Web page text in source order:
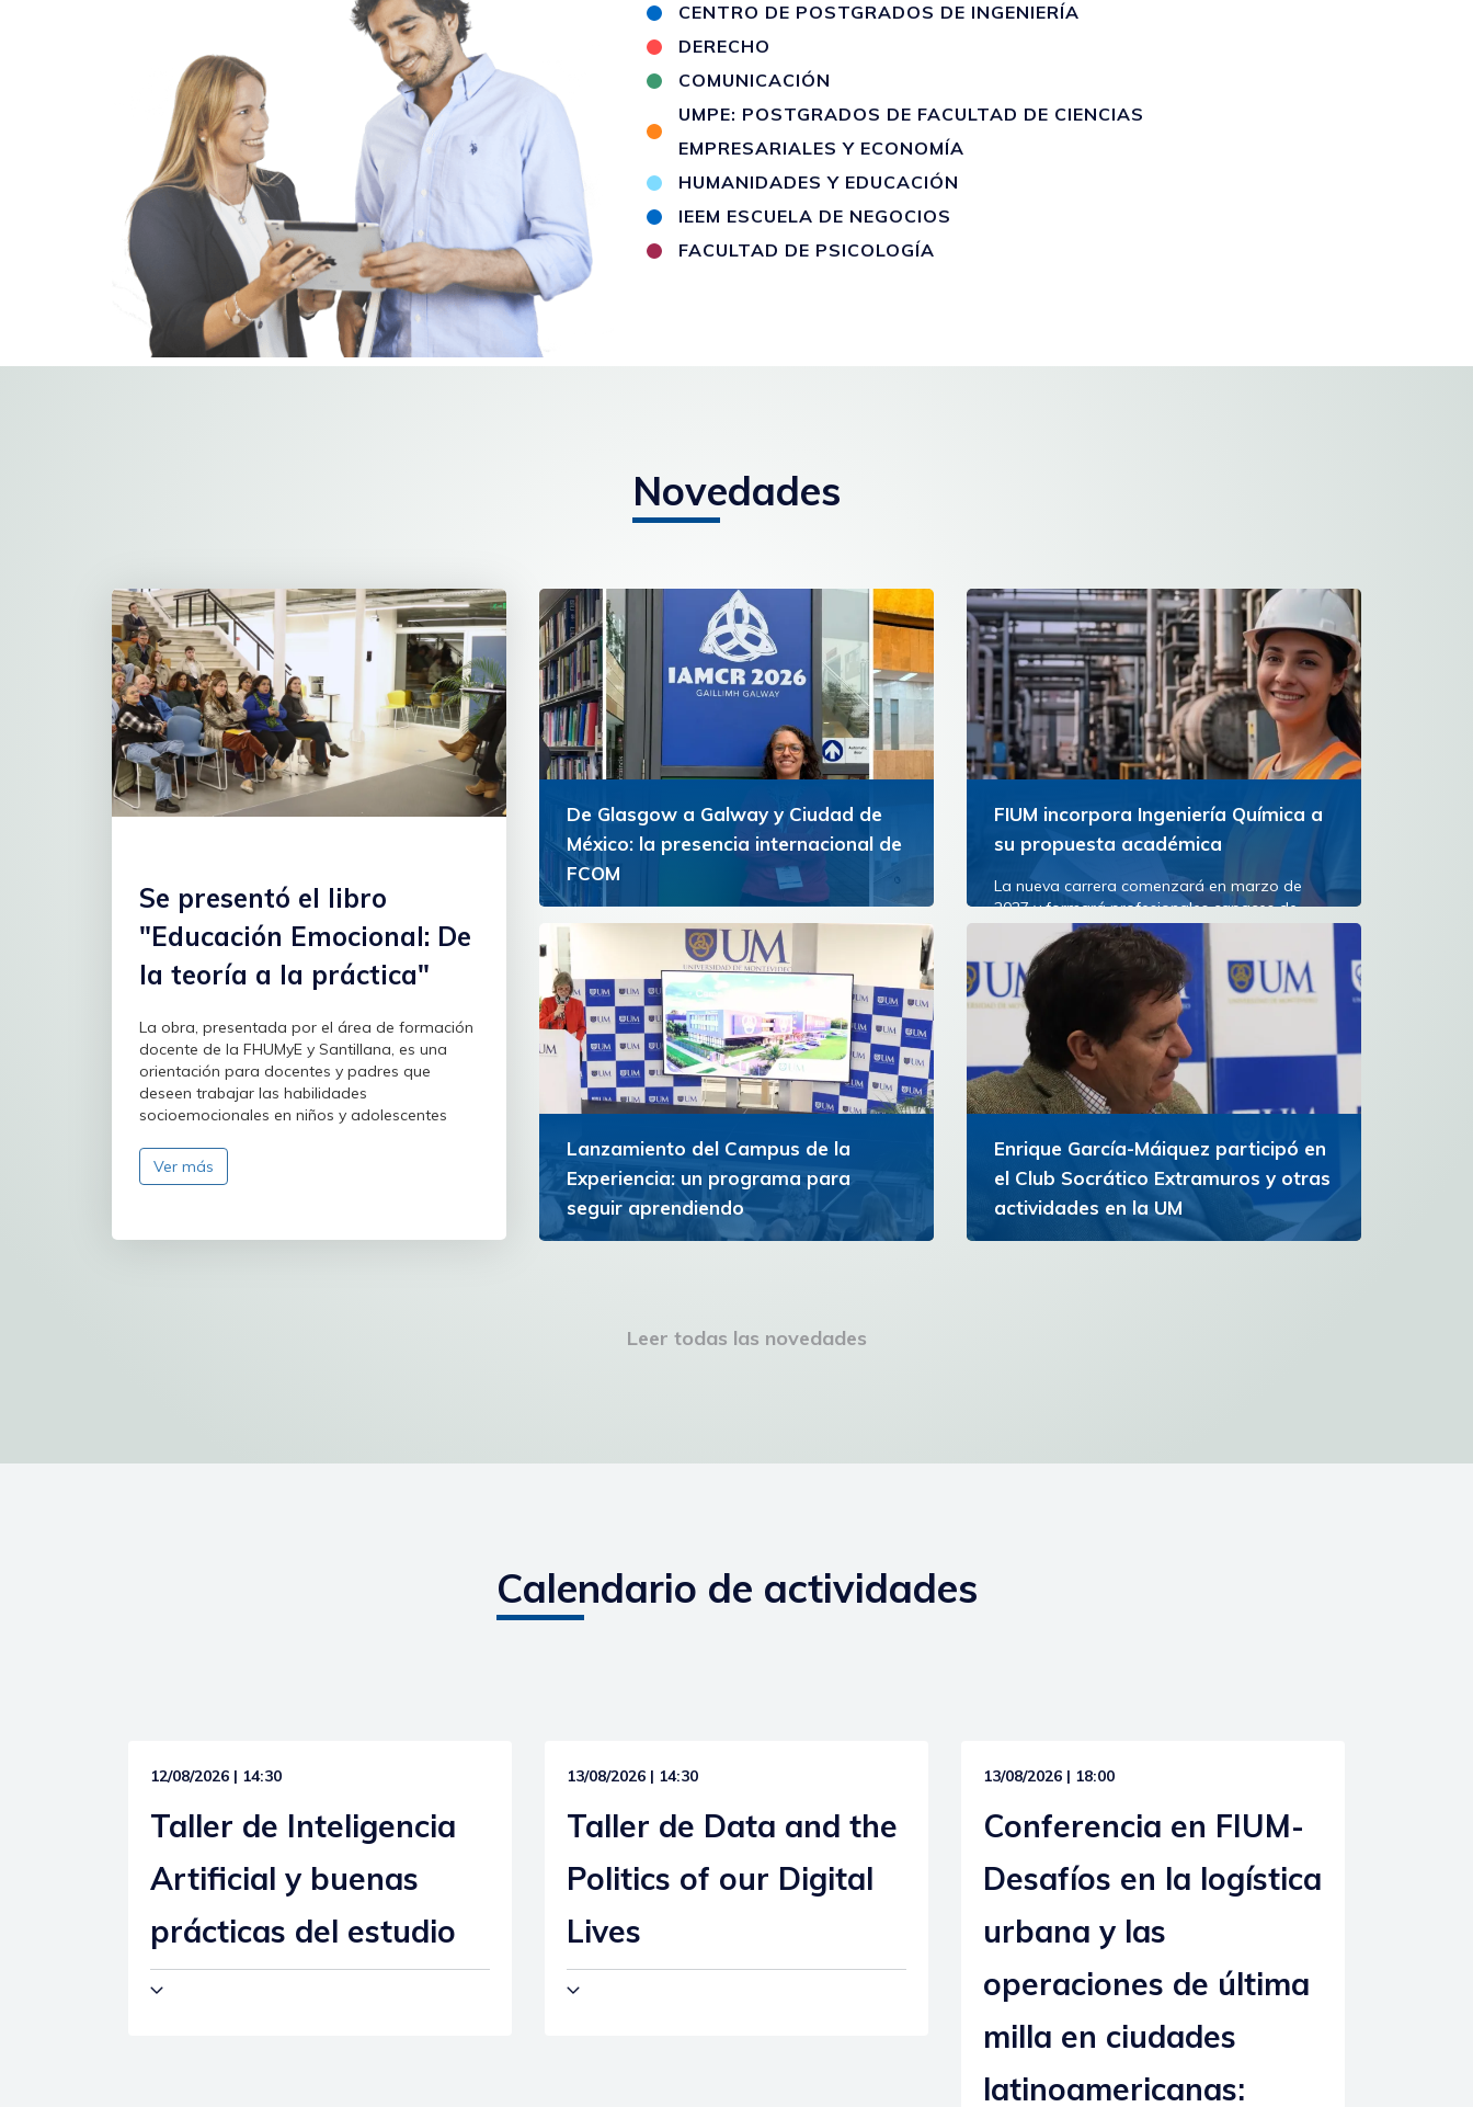
CENTRO DE POSTGRADOS DE INGENIERÍA
DERECHO
COMUNICACIÓN
UMPE: POSTGRADOS DE FACULTAD DE CIENCIAS
EMPRESARIALES Y ECONOMÍA
HUMANIDADES Y EDUCACIÓN
IEEM ESCUELA DE NEGOCIOS
FACULTAD DE PSICOLOGÍA
Novedades
Se presentó el libro
"Educación Emocional: De
la teoría a la práctica"
La obra, presentada por el área de formación
docente de la FHUMyE y Santillana, es una
orientación para docentes y padres que
deseen trabajar las habilidades
socioemocionales en niños y adolescentes
Ver más
De Glasgow a Galway y Ciudad de
México: la presencia internacional de
FCOM
representaron a la Universidad de Montevideo
Ver más
FIUM incorpora Ingeniería Química a
su propuesta académica
La nueva carrera comenzará en marzo de
2027 y formará profesionales capaces de
diseñar, transformar y optimizar los procesos
industriales que están...
Ver más
Lanzamiento del Campus de la
Experiencia: un programa para
seguir aprendiendo
Enrique García-Máiquez participó en
el Club Socrático Extramuros y otras
actividades en la UM
Leer todas las novedades
Calendario de actividades
12/08/2026 | 14:30
Taller de Inteligencia
Artificial y buenas
prácticas del estudio
13/08/2026 | 14:30
Taller de Data and the
Politics of our Digital
Lives
13/08/2026 | 18:00
Conferencia en FIUM-
Desafíos en la logística
urbana y las
operaciones de última
milla en ciudades
latinoamericanas: